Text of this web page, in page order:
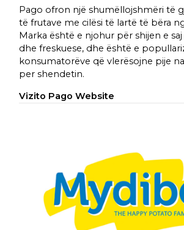
Pago ofron një shumëllojshmëri të
të frutave me cilësi të lartë të bëra
Marka është e njohur për shijen e
dhe freskuese, dhe është e
konsumatorëve që vlerësojne pije
per shendetin.
Vizito Pago Website